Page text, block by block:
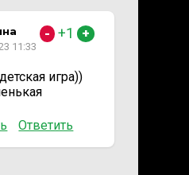
11:33
игра))
Ответить
- +1 +